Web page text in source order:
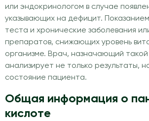
или эндокринологом в случае
указывающих на дефицит.
теста и хронические заболевания
препаратов, снижающих уровень
организме. Врач, назначающий
анализирует не только результаты,
состояние пациента.
Общая информация о
кислоте